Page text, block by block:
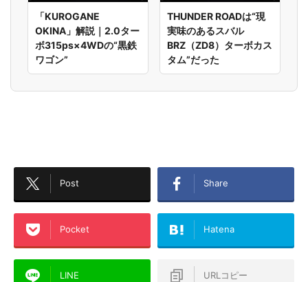
「KUROGANE
OKINA」解説｜2.0ター
ボ315ps×4WDの“黒鉄
ワゴン”
THUNDER ROADは“現
実味のあるスバル
BRZ（ZD8）ターボカス
タム”だった
Post Share
Pocket Hatena
LINE URLコピー